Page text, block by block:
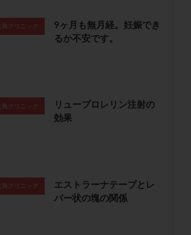
島クリニック
9ヶ月も無月経。妊娠でき
るか不安です。
島クリニック
リュープロレリン注射の
効果
島クリニック
エストラーナテープとレ
バー状の塊の関係
受精率 受精障害 喫煙
培養
基礎体温表
変形卵
妊娠初期 妊娠判定
妊娠検査薬
妊娠継続率
検査
子宮内膜炎
殖症